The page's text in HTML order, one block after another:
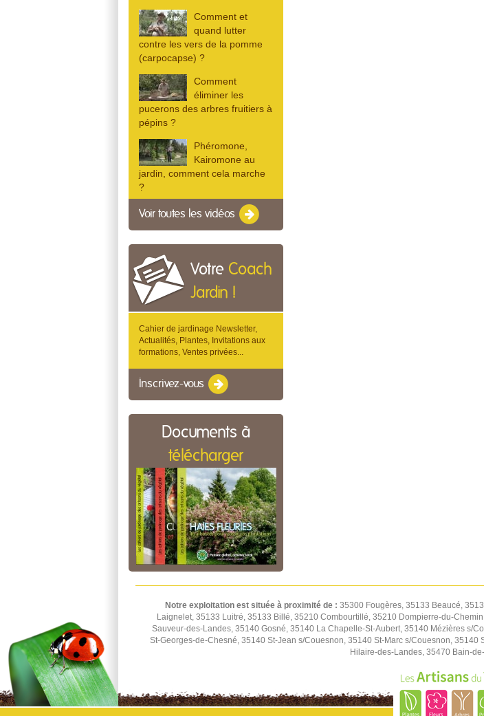
Comment et
quand lutter
contre les vers de la pomme
(carpocapse) ?
Comment
éliminer les
pucerons des arbres fruitiers à
pépins ?
Phéromone,
Kairomone au
jardin, comment cela marche
?
Voir toutes les vidéos
Votre Coach
Jardin !
Cahier de jardinage Newsletter,
Actualités, Plantes, Invitations aux
formations, Ventes privées...
Inscrivez-vous
Documents à
télécharger
Notre exploitation est située à proximité de : 35300 Fougères, 35133 Beaucé,
Laignelet, 35133 Luitré, 35133 Billé, 35210 Combourtillé, 35210 Dompierre-du-
Sauveur-des-Landes, 35140 Gosné, 35140 La Chapelle-St-Aubert, 35140 Mézières s/
St-Georges-de-Chesné, 35140 St-Jean s/Couesnon, 35140 St-Marc s/Couesnon,
Hilaire-des-Landes, 35470 Bain-